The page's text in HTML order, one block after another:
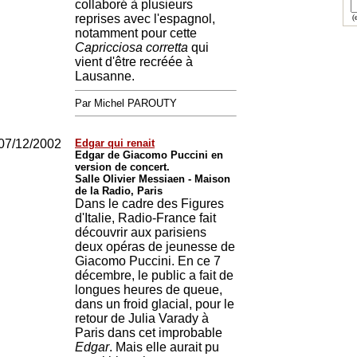
collaboré à plusieurs
reprises avec l'espagnol,
notamment pour cette
Capricciosa corretta qui
vient d'être recréée à
Lausanne.
Par Michel PAROUTY
12/2002
Edgar qui renait
Edgar de Giacomo Puccini en
version de concert.
Salle Olivier Messiaen - Maison
de la Radio, Paris
Dans le cadre des Figures
d'Italie, Radio-France fait
découvrir aux parisiens
deux opéras de jeunesse de
Giacomo Puccini. En ce 7
décembre, le public a fait de
longues heures de queue,
dans un froid glacial, pour le
retour de Julia Varady à
Paris dans cet improbable
Edgar. Mais elle aurait pu